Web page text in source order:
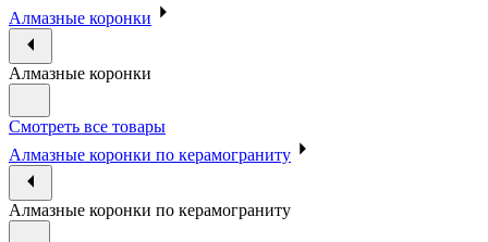
Алмазные коронки
Алмазные коронки
Смотреть все товары
Алмазные коронки по керамограниту
Алмазные коронки по керамограниту